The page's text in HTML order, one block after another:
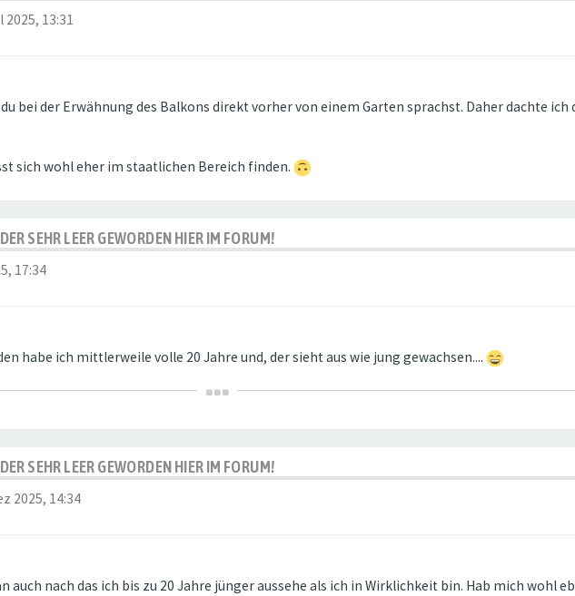
2025, 13:31
bei der Erwähnung des Balkons direkt vorher von einem Garten sprachst. Daher dachte ich
sich wohl eher im staatlichen Bereich finden.
SEHR LEER GEWORDEN HIER IM FORUM!
17:34
habe ich mittlerweile volle 20 Jahre und, der sieht aus wie jung gewachsen....
SEHR LEER GEWORDEN HIER IM FORUM!
2025, 14:34
auch nach das ich bis zu 20 Jahre jünger aussehe als ich in Wirklichkeit bin. Hab mich wohl